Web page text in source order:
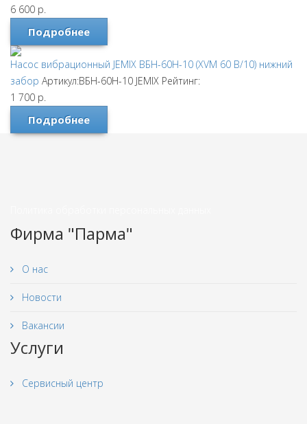
6 600 р.
Подробнее
Насос вибрационный JEMIX ВБН-60Н-10 (XVM 60 В/10) нижний
забор Артикул:ВБН-60Н-10 JEMIX Рейтинг:
1 700 р.
Подробнее
Фирма "Парма"
О нас
Новости
Вакансии
Услуги
Сервисный центр